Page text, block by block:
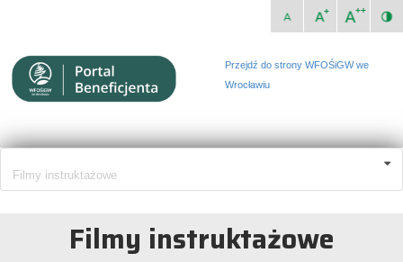
Przejdź do strony WFOŚiGW we
Wrocławiu
Filmy instruktażowe
Filmy instruktażowe